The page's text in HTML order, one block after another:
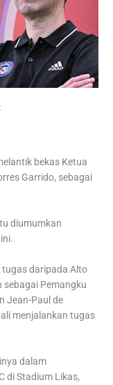
bekas Ketua
Garrido, sebagai
diumumkan
tugas daripada Alto
sebagai Pemangku
Jean-Paul de
menjalankan tugas
dalam
di Stadium Likas,